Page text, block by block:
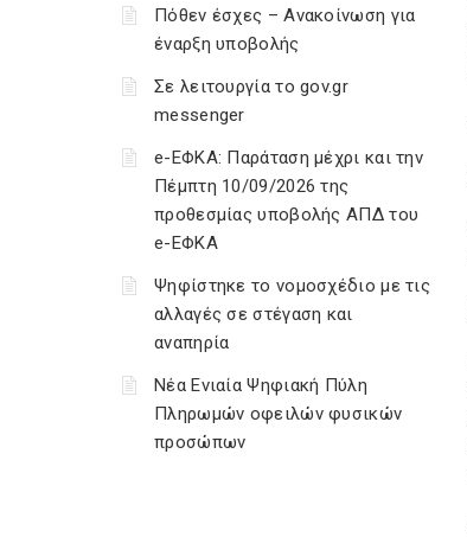
Πόθεν έσχες – Ανακοίνωση για
έναρξη υποβολής
Σε λειτουργία το gov.gr
messenger
e-ΕΦΚΑ: Παράταση μέχρι και την
Πέμπτη 10/09/2026 της
προθεσμίας υποβολής ΑΠΔ του
e-ΕΦΚΑ
Ψηφίστηκε το νομοσχέδιο με τις
αλλαγές σε στέγαση και
αναπηρία
Νέα Ενιαία Ψηφιακή Πύλη
Πληρωμών οφειλών φυσικών
προσώπων